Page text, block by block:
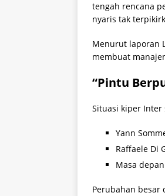
tengah rencana
nyaris tak
Menurut laporan
membuat
“Pintu
Situasi kiper
Yann
Raffaele Di
Masa
Perubahan